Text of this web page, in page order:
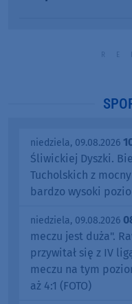
niedziela, 09.08.2026
Śliwickiej Dyszki.
Tucholskich z
bardzo wysoki
niedziela, 09.08.2026
meczu jest duża".
przywitał się z IV
meczu na tym
aż 4:1 (FOTO)